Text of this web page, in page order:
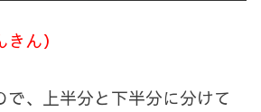
ん）
で、上半分と下半分に分けて